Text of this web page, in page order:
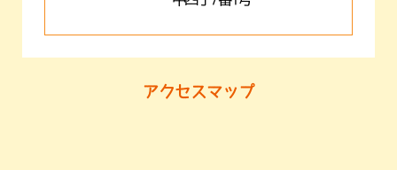
アクセスマップ